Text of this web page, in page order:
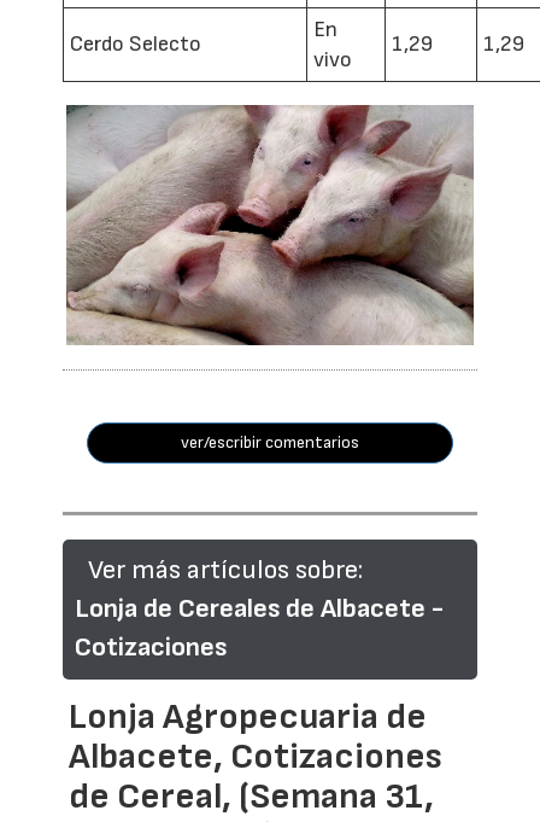
Cerdo Selecto
En
vivo
1,29 1,29
ver/escribir comentarios
Ver más artículos sobre:
Lonja de Cereales de Albacete -
Cotizaciones
Lonja Agropecuaria de
Albacete, Cotizaciones
de Cereal, (Semana 31,